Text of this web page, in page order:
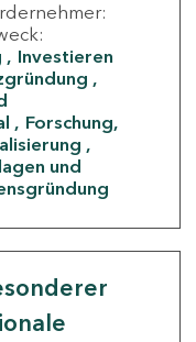
Investieren
Forschung,
und